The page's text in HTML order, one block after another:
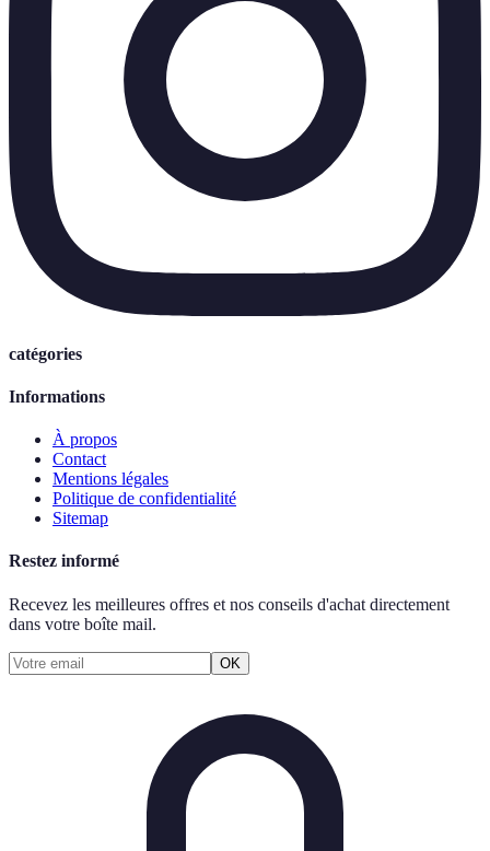
catégories
Informations
À propos
Contact
Mentions légales
Politique de confidentialité
Sitemap
Restez informé
Recevez les meilleures offres et nos conseils d'achat directement
dans votre boîte mail.
OK